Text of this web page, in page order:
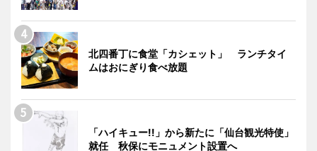
北四番丁に食堂「カシェット」 ランチタイ
ムはおにぎり食べ放題
「ハイキュー!!」から新たに「仙台観光特使」
就任 秋保にモニュメント設置へ